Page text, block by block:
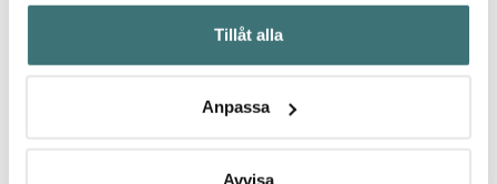
Samla in information om din geografiska plats som
kan ha en noggrannhet på upp till flera meter
Identifiera din enhet genom att aktivt skanna den för
Ta reda på mer om hur dina personliga uppgifter
Du kan ändra eller dra tillbaka ditt samtycke när som
Tillåt alla
Anpassa
Avvisa
Låt dig inspireras av våra kunder